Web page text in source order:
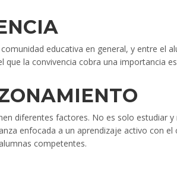
educativa en general, y entre el
la convivencia cobra una importancia
diferentes factores. No es solo estudiar
enfocada a un aprendizaje activo con
competentes.